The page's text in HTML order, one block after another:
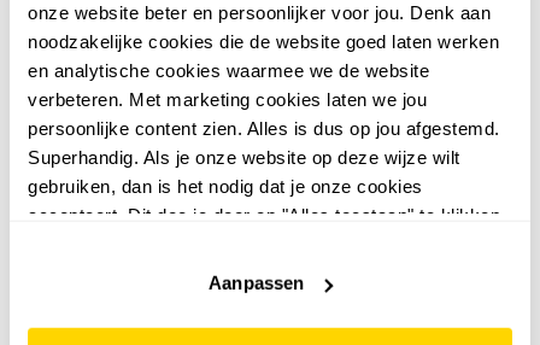
onze website beter en persoonlijker voor jou. Denk aan
noodzakelijke cookies die de website goed laten werken
en analytische cookies waarmee we de website
verbeteren. Met marketing cookies laten we jou
persoonlijke content zien. Alles is dus op jou afgestemd.
Superhandig. Als je onze website op deze wijze wilt
gebruiken, dan is het nodig dat je onze cookies
accepteert. Dit doe je door op "Alles toestaan" te klikken.
website niet optimaal functioneert.
Aanpassen